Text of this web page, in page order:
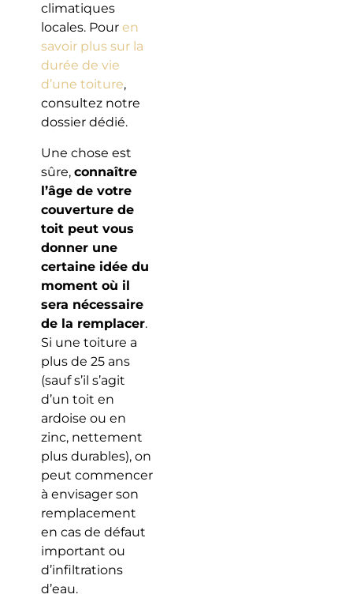
climatiques
locales. Pour en
savoir plus sur la
durée de vie
d’une toiture,
consultez notre
dossier dédié.
Une chose est
sûre, connaître
l’âge de votre
couverture de
toit peut vous
donner une
certaine idée du
moment où il
sera nécessaire
de la remplacer.
Si une toiture a
plus de 25 ans
(sauf s’il s’agit
d’un toit en
ardoise ou en
zinc, nettement
plus durables), on
peut commencer
à envisager son
remplacement
en cas de défaut
important ou
d’infiltrations
d’eau.